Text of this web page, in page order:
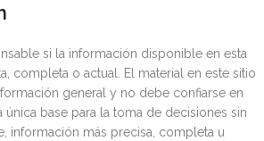
si la información disponible en esta
completa o actual. El material en este sitio
general y no debe confiarse en
base para la toma de decisiones sin
información más precisa, completa u